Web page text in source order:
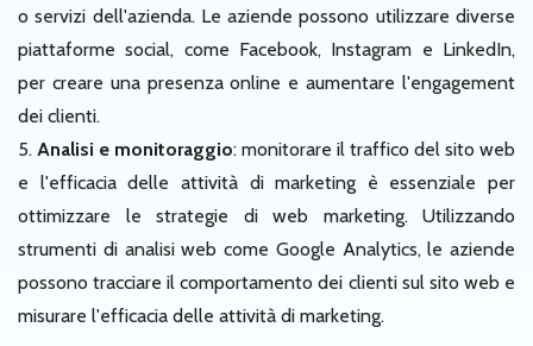
o servizi dell'azienda. Le aziende possono utilizzare diverse
piattaforme social, come Facebook, Instagram e LinkedIn,
per creare una presenza online e aumentare l'engagement
dei clienti.
5. Analisi e monitoraggio: monitorare il traffico del sito web
e l'efficacia delle attività di marketing è essenziale per
ottimizzare le strategie di web marketing. Utilizzando
strumenti di analisi web come Google Analytics, le aziende
possono tracciare il comportamento dei clienti sul sito web e
misurare l'efficacia delle attività di marketing.